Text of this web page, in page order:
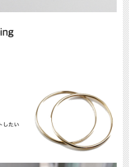
対応
ユーロフラット)が発信するジュエリ
)の姉妹ブランド
を持つ。
ザインがあったり、 小さくてもアクセ
ンプルなのにちょっと可愛い、毎日